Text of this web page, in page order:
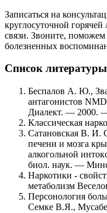
Записаться на
круглосуточной
связи. Звоните, поможем
болезненных
Список литературы
Беспалов А. Ю.,
антагонистов
Диалект. — 2000.
Классическая
Сатановская В. И.
печени и мозга
алкогольной
биол. наук. —
Наркотики -
метаболизм
Персонология
Семке В.Я.,